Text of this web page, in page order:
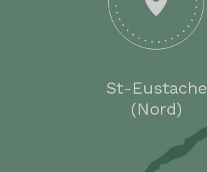
St-Eustache
(Nord)